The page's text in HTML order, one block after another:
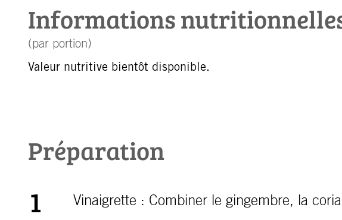
Informations
(par portion)
Valeur nutritive bientôt disponible.
Préparation
1 Vinaigrette : Combiner le gingembre, la